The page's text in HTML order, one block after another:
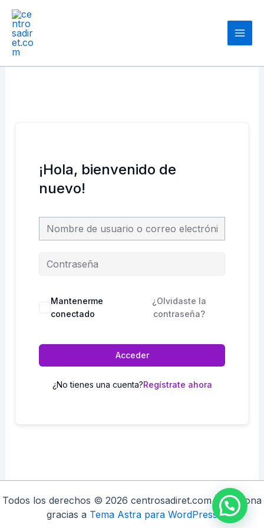
contenido
¡Hola, bienvenido de
nuevo!
Mantenerme
conectado
¿Olvidaste la
contraseña?
Acceder
¿No tienes una cuenta?Regístrate ahora
Todos los derechos © 2026 centrosadiret.com | Funciona
gracias a Tema Astra para WordPress